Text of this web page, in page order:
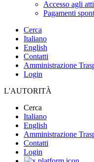
Accesso agli
Pagamenti
Cerca
Italiano
English
Contatti
Amministrazione
Login
L'AUTORITÀ
Cerca
Italiano
English
Amministrazione
Contatti
Login